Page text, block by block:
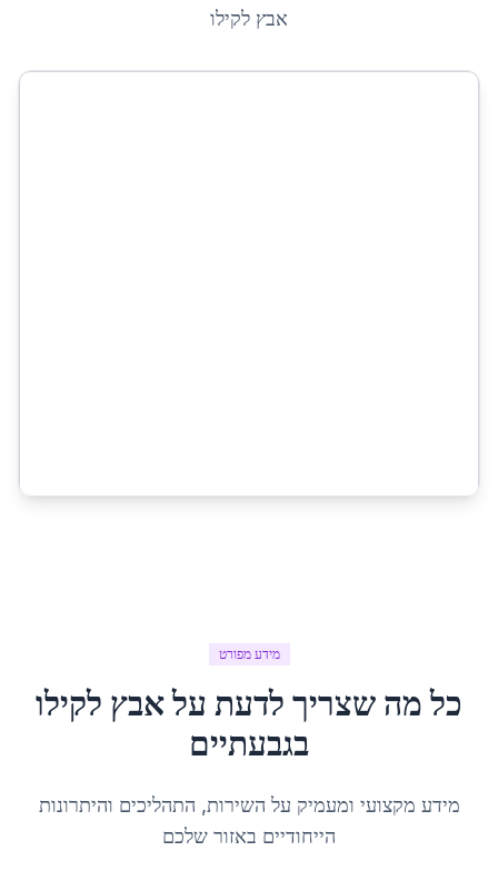
אבץ לקילו
מידע מפורט
כל מה שצריך לדעת עלאבץ לקילו
בגבעתיים
מידע מקצועי ומעמיק על השירות, התהליכים והיתרונות
הייחודיים באזור שלכם